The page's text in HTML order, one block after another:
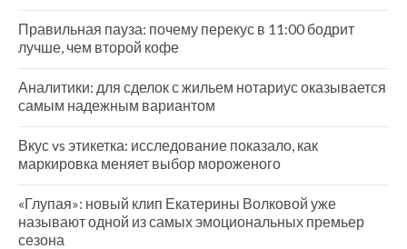
Правильная пауза: почему перекус в 11:00 бодрит
лучше, чем второй кофе
Аналитики: для сделок с жильем нотариус оказывается
самым надежным вариантом
Вкус vs этикетка: исследование показало, как
маркировка меняет выбор мороженого
«Глупая»: новый клип Екатерины Волковой уже
называют одной из самых эмоциональных премьер
сезона